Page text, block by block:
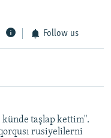
Follow us
künde taşlap kettim".
rusiyelilerni